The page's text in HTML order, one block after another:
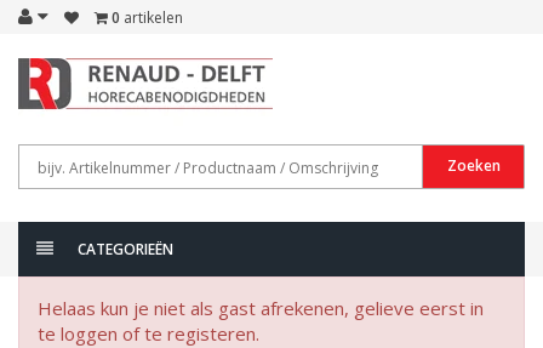
0 artikelen
Zoeken
CATEGORIEËN
Helaas kun je niet als gast afrekenen, gelieve eerst in
te loggen of te registeren.